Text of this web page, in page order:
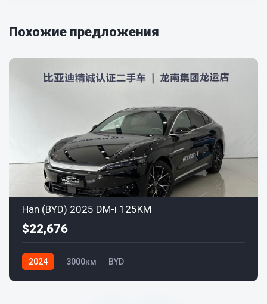
Похожие предложения
Han (BYD) 2025 DM-i 125KM
$22,676
2024 3000км BYD